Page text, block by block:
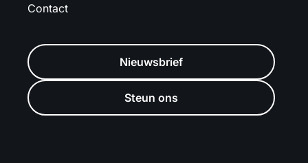
Contact
Nieuwsbrief
Steun ons